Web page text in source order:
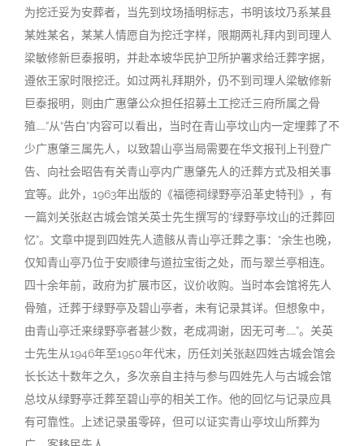
为挖迁妥为安葬者，当先到坟场插明标志，书明该坟乃系某县
某姓某名，某某人情愿自为挖迁字样，限期两礼拜内到司理人
梁敏修新巨泰报明，并赴本坡华民护卫所护署求给迁葬字据，
遵依王家时限挖迁。如过两礼拜期外，仍不到司理人梁敏修新
巨泰报明，则由广惠肇公众担任招募土工挖迁三府所属之骨
殖……”从“告白”内容可以看出，当时在青山亭坟山内一定埋葬了不
少广惠肇三属先人，以致碧山亭当局需要在华文报刊上刊登广
告、向社会昭告有关青山亭内广惠肇先人的迁葬方式及相关事
宜等。此外，1963年出版的《福德祠绿野亭沿革史特刊》，有
一篇刘关张赵古城会馆关英士先生撰写的“绿野亭坟山的迁葬回
忆”。文章中提到四姓先人遗骸从青山亭迁葬之事：“余生也晚，
仅知青山亭乃位于安顺律与道拉宝街之处，而与翠兰亭相连。
四十余年前，政府为扩展市区，议价收购。当时本会馆将先人
骨殖，迁葬于绿野亭及碧山亭者，未有记录其详。但想象中，
由青山亭迁来绿野亭者甚少数，老成凋谢，因无可考……”。关英
士先生从1946年至1950年代末，历任刘关张赵四姓古城会馆会
长长达十数年之久，多次亲自主持与参与四姓先人与古城会馆
总坟从绿野亭迁葬至碧山亭的相关工作。他的回忆与记录应具
有可靠性。上述记录虽零碎，但可以证实青山亭坟山所葬为